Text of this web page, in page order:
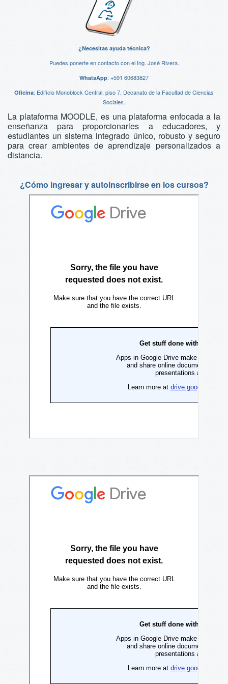
¿Necesitas ayuda técnica?
Puedes ponerte en contacto con el Ing. José Rivera.
WhatsApp: +591 60683827
Oficina: Edificio Monoblock Central, piso 7, Decanato de la Facultad de Ciencias
Sociales.
La plataforma MOODLE, es una plataforma enfocada a la
enseñanza para proporcionarles a educadores, y
estudiantes un sistema integrado único, robusto y seguro
para crear ambientes de aprendizaje personalizados a
distancia.
¿Cómo ingresar y autoinscribirse en los cursos?